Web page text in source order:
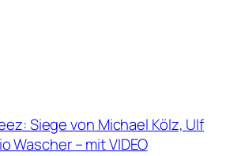
Siege von Michael Kölz, Ulf
Wascher – mit VIDEO